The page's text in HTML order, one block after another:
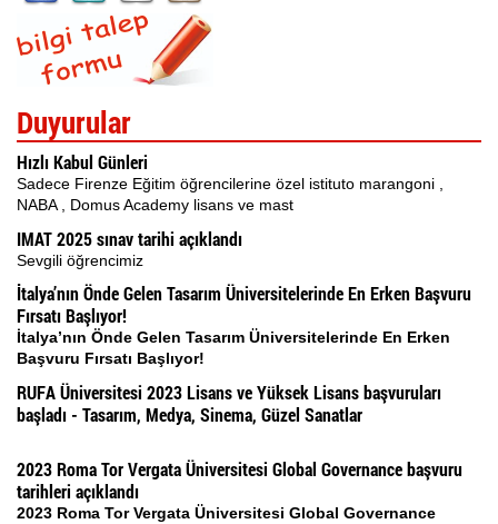
Duyurular
Hızlı Kabul Günleri
Sadece Firenze Eğitim öğrencilerine özel istituto marangoni ,
NABA , Domus Academy lisans ve mast
IMAT 2025 sınav tarihi açıklandı
Sevgili öğrencimiz
İtalya’nın Önde Gelen Tasarım Üniversitelerinde En Erken Başvuru
Fırsatı Başlıyor!
İtalya’nın Önde Gelen Tasarım Üniversitelerinde En Erken
Başvuru Fırsatı Başlıyor!
RUFA Üniversitesi 2023 Lisans ve Yüksek Lisans başvuruları
başladı - Tasarım, Medya, Sinema, Güzel Sanatlar
2023 Roma Tor Vergata Üniversitesi Global Governance başvuru
tarihleri açıklandı
2023 Roma Tor Vergata Üniversitesi Global Governance